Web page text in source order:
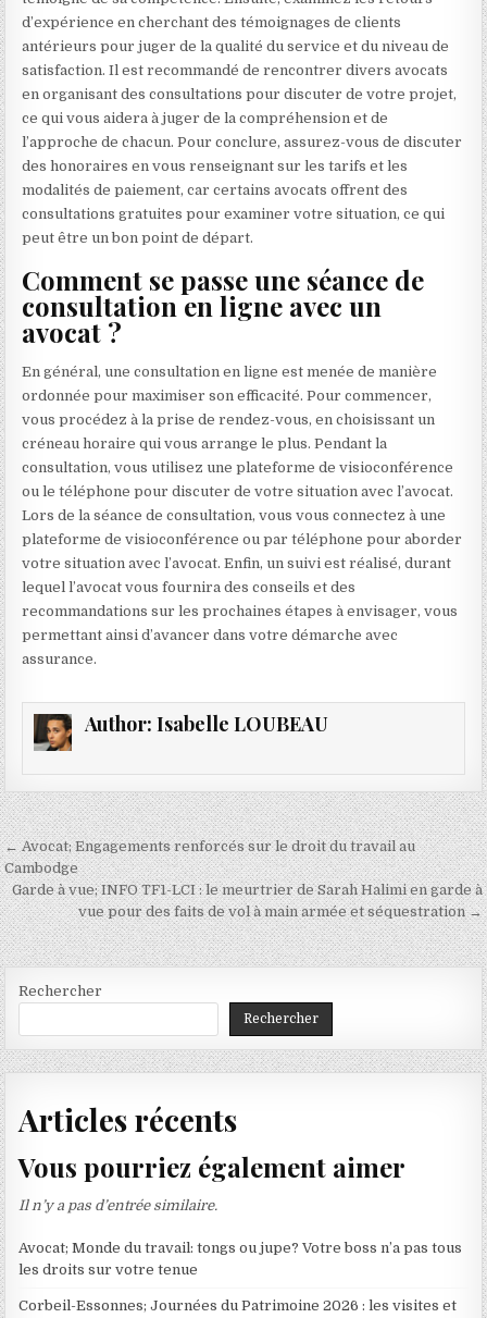
d’expérience en cherchant des témoignages de clients
antérieurs pour juger de la qualité du service et du niveau de
satisfaction. Il est recommandé de rencontrer divers avocats
en organisant des consultations pour discuter de votre projet,
ce qui vous aidera à juger de la compréhension et de
l’approche de chacun. Pour conclure, assurez-vous de discuter
des honoraires en vous renseignant sur les tarifs et les
modalités de paiement, car certains avocats offrent des
consultations gratuites pour examiner votre situation, ce qui
peut être un bon point de départ.
Comment se passe une séance de
consultation en ligne avec un
avocat ?
En général, une consultation en ligne est menée de manière
ordonnée pour maximiser son efficacité. Pour commencer,
vous procédez à la prise de rendez-vous, en choisissant un
créneau horaire qui vous arrange le plus. Pendant la
consultation, vous utilisez une plateforme de visioconférence
ou le téléphone pour discuter de votre situation avec l’avocat.
Lors de la séance de consultation, vous vous connectez à une
plateforme de visioconférence ou par téléphone pour aborder
votre situation avec l’avocat. Enfin, un suivi est réalisé, durant
lequel l’avocat vous fournira des conseils et des
recommandations sur les prochaines étapes à envisager, vous
permettant ainsi d’avancer dans votre démarche avec
assurance.
Author: Isabelle LOUBEAU
Navigation
de
l’article
← Avocat; Engagements renforcés sur le droit du travail au
Cambodge
Garde à vue; INFO TF1-LCI : le meurtrier de Sarah Halimi en garde à
vue pour des faits de vol à main armée et séquestration →
Rechercher
Rechercher
Articles récents
Vous pourriez également aimer
Il n’y a pas d’entrée similaire.
Avocat; Monde du travail: tongs ou jupe? Votre boss n’a pas tous
les droits sur votre tenue
Corbeil-Essonnes; Journées du Patrimoine 2026 : les visites et